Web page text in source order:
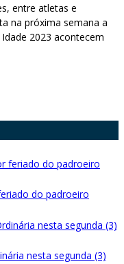
entre atletas e
na próxima semana a
2023 acontecem
do padroeiro
nesta segunda (3)